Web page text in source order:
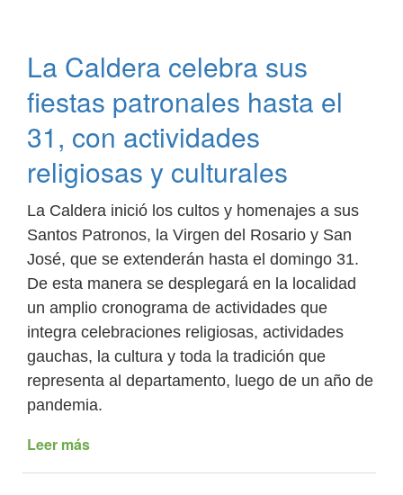
Ministerio
de
Desarrollo
Social
destinado
agentes
municipales
La Caldera celebra sus
fiestas patronales hasta el
31, con actividades
religiosas y culturales
La Caldera inició los cultos y homenajes a sus
Santos Patronos, la Virgen del Rosario y San
José, que se extenderán hasta el domingo 31.
De esta manera se desplegará en la localidad
un amplio cronograma de actividades que
integra celebraciones religiosas, actividades
gauchas, la cultura y toda la tradición que
representa al departamento, luego de un año de
pandemia.
Leer más